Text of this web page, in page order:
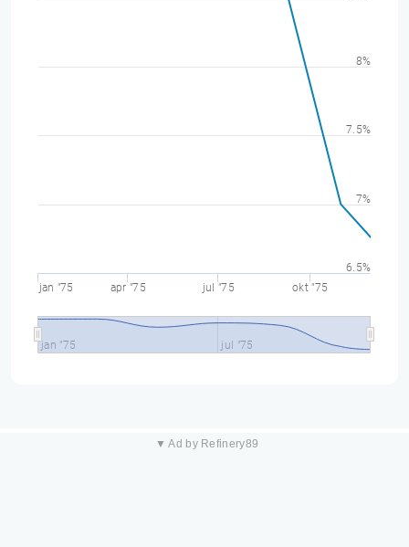
jan "75 apr "75 jul "75 okt "75
jan "75 jul "75
6.5%
7%
7.5%
8%
▼ Ad by Refinery89